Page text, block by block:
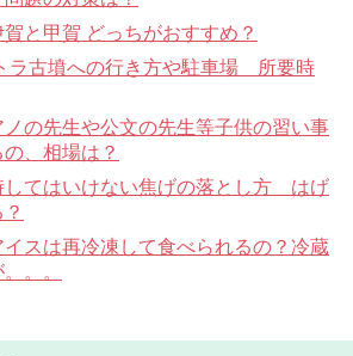
と甲賀 どっちがおすすめ？
ラ古墳への行き方や駐車場 所要時
の先生や公文の先生等子供の習い事
、相場は？
してはいけない焦げの落とし方 はげ
スは再冷凍して食べられるの？冷蔵
。。